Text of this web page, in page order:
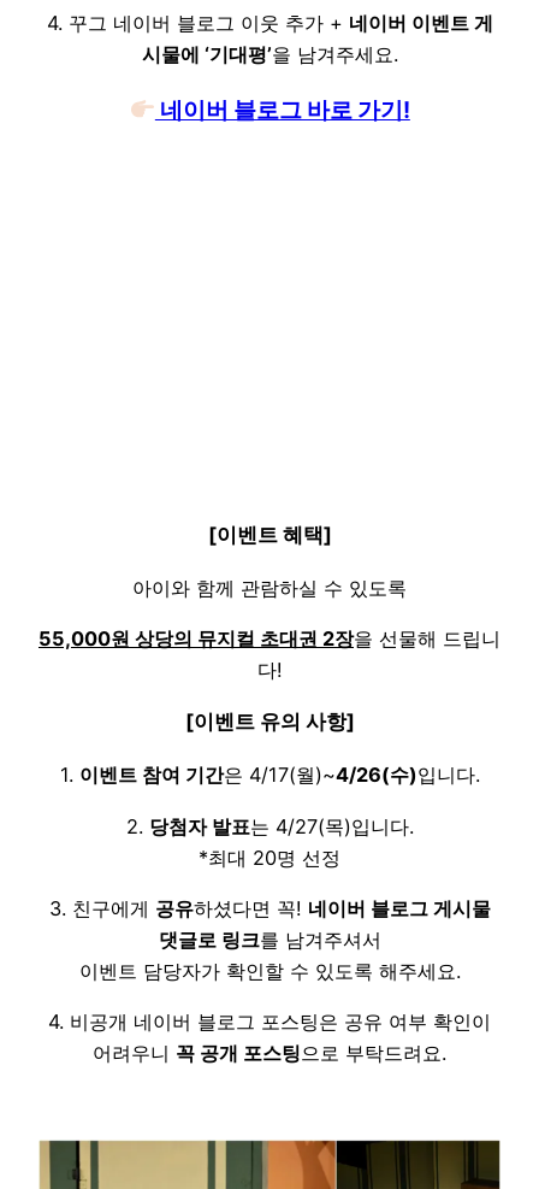
4. 꾸그 네이버 블로그 이웃 추가 + 네이버 이벤트 게
시물에 ‘기대평’을 남겨주세요.
네이버 블로그 바로 가기!
[이벤트 혜택]
아이와 함께 관람하실 수 있도록
55,000원 상당의 뮤지컬 초대권 2장을 선물해 드립니
다!
[이벤트 유의 사항]
1. 이벤트 참여 기간은 4/17(월)~4/26(수)입니다.
2. 당첨자 발표는 4/27(목)입니다.
*최대 20명 선정
3. 친구에게 공유하셨다면 꼭! 네이버 블로그 게시물
댓글로 링크를 남겨주셔서
이벤트 담당자가 확인할 수 있도록 해주세요.
4. 비공개 네이버 블로그 포스팅은 공유 여부 확인이
어려우니 꼭 공개 포스팅으로 부탁드려요.